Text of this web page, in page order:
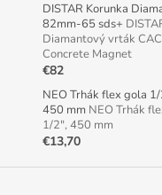
DISTAR Korunka
82mm-65 sds+
Diamantový vrták
Concrete Magnet
€82
NEO Trhák flex gola
450 mm NEO Trhák
1/2", 450 mm
€13,70